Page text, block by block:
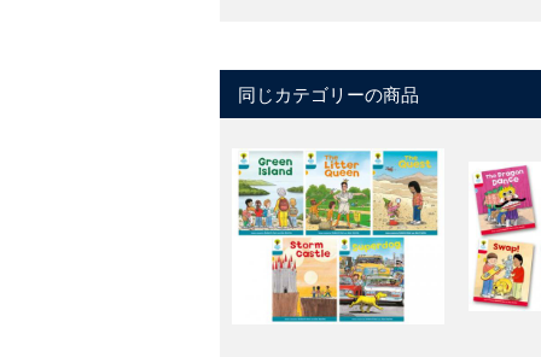
同じカテゴリーの商品